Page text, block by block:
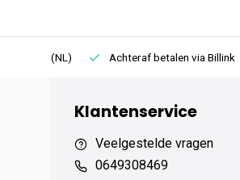
Achteraf betalen via Billink
Klantenservice
Veelgestelde vragen
0649308469